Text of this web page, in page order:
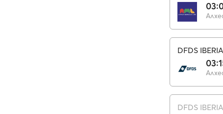
DFDS IBERIA
DFDS IBERIA